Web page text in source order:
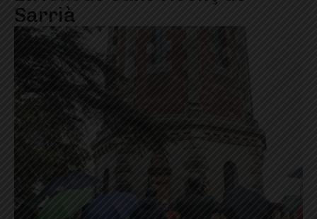
Sarrià